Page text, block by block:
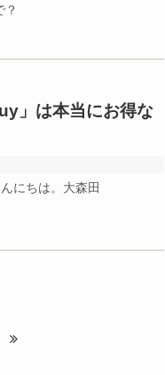
？
」は本当にお得な
にちは。大森田